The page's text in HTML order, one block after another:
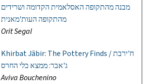
מבנה מהתקופה האסלאמית הקדומה ושרידים
מהתקופה העות'מאנית
Orit Segal
Khirbat Jābir: The Pottery Finds / ח'ירבת
ג'אבר: ממצא כלי החרס
Aviva Bouchenino